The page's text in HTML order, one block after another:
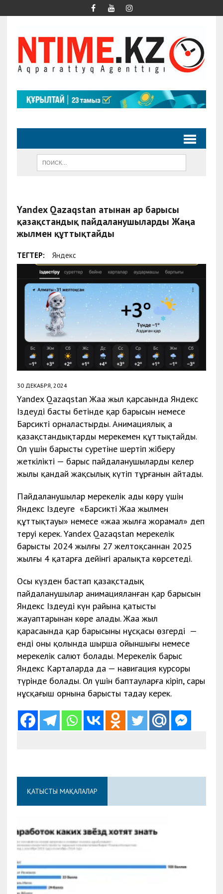
Yandex Qazaqstan атынан Қар барысы
қазақстандық пайдаланушыларды Жаңа
жылмен құттықтайды
ТЕГТЕР: Яндекс
30 ДЕКАБРЯ, 2024
Yandex Qazaqstan Жаңа жыл қарсаңында Яндекс
Іздеудің басты бетінде қар барысын немесе
Барсикті орналастырды. Анимациялық аң
қазақстандықтарды мерекемен құттықтайды.
Ол үшін барыстың суретіне шертіп жіберу
жеткілікті — барыс пайдаланушыларды келер
жылы қандай жақсылық күтіп тұрғанын айтады.
Пайдаланушылар мерекелік аңды көру үшін
Яндекс Іздеуге «Барсиктің Жаңа жылмен
құттықтауы» немесе «жаңа жылға жорамал» деп
теруі керек. Yandex Qazaqstan мерекелік
барысты 2024 жылғы 27 желтоқсаннан 2025
жылғы 4 қаңтарға дейінгі аралықта көрсетеді.
Осы күзден бастап қазақстадық
пайдаланушылар анимацияланған қар барысын
Яндекс Іздеудің күн райына қатысты
жауаптарынан көре алады. Жаңа жыл
қарасаңында қар барысының нұсқасы өзгерді —
енді оның қолында шырша ойыншығы немесе
мерекелік салют болады. Мерекелік барыс
Яндекс Карталарда да — навигация курсоры
түрінде болады. Ол үшін баптауларға кіріп, сары
нұсқағыш орнына барысты таңдау керек.
ҚАТЫСТЫ МАҚАЛАЛАР